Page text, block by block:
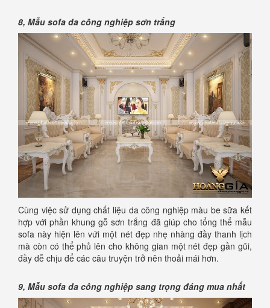
8, Mẫu sofa da công nghiệp sơn trắng
Cùng việc sử dụng chất liệu da công nghiệp màu be sữa kết
hợp với phần khung gỗ sơn trắng đã giúp cho tổng thể mẫu
sofa này hiện lên vứi một nét đẹp nhẹ nhàng đầy thanh lịch
mà còn có thể phủ lên cho không gian một nét đẹp gần gũi,
đầy dễ chịu để các câu truyện trở nên thoải mái hơn.
9, Mẫu sofa da công nghiệp sang trọng đáng mua nhất